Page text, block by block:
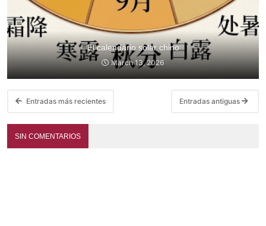
El calendario solar chino
March 13, 2026
Entradas más recientes Entradas antiguas
SIN COMENTARIOS